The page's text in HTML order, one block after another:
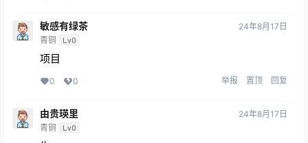
敏感有绿茶
青铜 Lv0
24年8月17日
项目
0 0 举报 置顶 回复
由贵瑛里
青铜 Lv0
24年8月17日